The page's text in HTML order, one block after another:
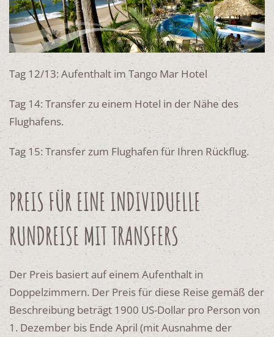
Tag 12/13: Aufenthalt im Tango Mar Hotel
Tag 14: Transfer zu einem Hotel in der Nähe des
Flughafens.
Tag 15: Transfer zum Flughafen für Ihren Rückflug.
PREIS FÜR EINE INDIVIDUELLE
RUNDREISE MIT TRANSFERS
Der Preis basiert auf einem Aufenthalt in
Doppelzimmern. Der Preis für diese Reise gemäß der
Beschreibung beträgt 1900 US-Dollar pro Person von
1. Dezember bis Ende April (mit Ausnahme der